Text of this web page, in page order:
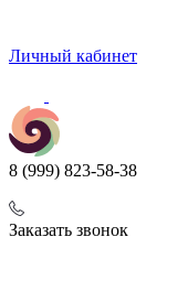
Личный кабинет
8 (999) 823-58-38
Заказать звонок